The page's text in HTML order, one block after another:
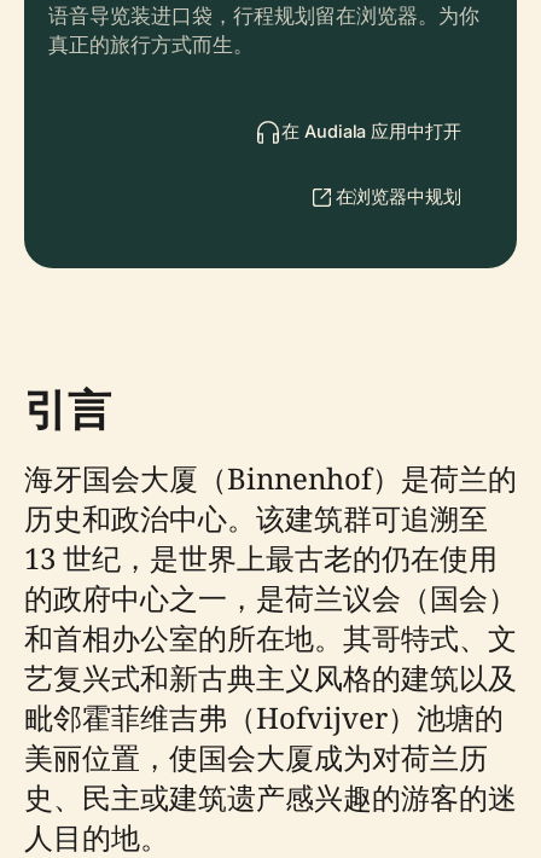
语音导览装进口袋，行程规划留在浏览器。为你
真正的旅行方式而生。
在 Audiala 应用中打开
在浏览器中规划
引言
海牙国会大厦（Binnenhof）是荷兰的
历史和政治中心。该建筑群可追溯至
13 世纪，是世界上最古老的仍在使用
的政府中心之一，是荷兰议会（国会）
和首相办公室的所在地。其哥特式、文
艺复兴式和新古典主义风格的建筑以及
毗邻霍菲维吉弗（Hofvijver）池塘的
美丽位置，使国会大厦成为对荷兰历
史、民主或建筑遗产感兴趣的游客的迷
人目的地。